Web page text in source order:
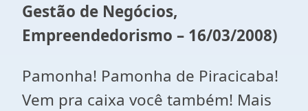
Gestão de Negócios,
Empreendedorismo – 16/03/2008)
Pamonha! Pamonha de Piracicaba!
Vem pra caixa você também! Mais